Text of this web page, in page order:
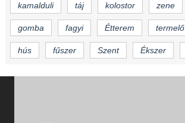
kamalduli táj kolostor zene
gomba fagyi Étterem termelő
hús fűszer Szent Ékszer